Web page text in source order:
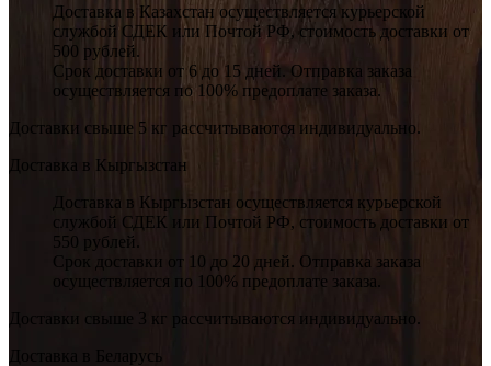
Доставка в Казахстан осуществляется курьерской
службой СДЕК или Почтой РФ, стоимость доставки от
500 рублей.
Срок доставки от 6 до 15 дней. Отправка заказа
осуществляется по 100% предоплате заказа.
Доставки свыше 5 кг рассчитываются индивидуально.
Доставка в Кыргызстан
Доставка в Кыргызстан осуществляется курьерской
службой СДЕК или Почтой РФ, стоимость доставки от
550 рублей.
Срок доставки от 10 до 20 дней. Отправка заказа
осуществляется по 100% предоплате заказа.
Доставки свыше 3 кг рассчитываются индивидуально.
Доставка в Беларусь